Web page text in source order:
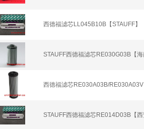
西德福滤芯LL045B10B【STAUFF】
STAUFF西德福滤芯RE030G03B【海
西德福滤芯RE030A03B/RE030A03V
STAUFF西德福滤芯RE014D03B【西